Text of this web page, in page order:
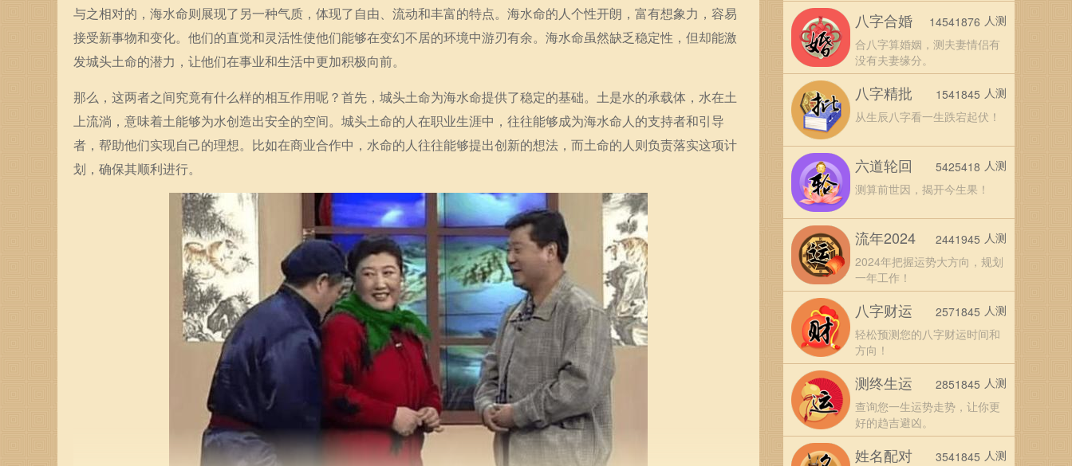
与之相对的，海水命则展现了另一种气质，体现了自由、流动和丰富的特点。海水命的人个性开朗，富有想象力，容易
接受新事物和变化。他们的直觉和灵活性使他们能够在变幻不居的环境中游刃有余。海水命虽然缺乏稳定性，但却能激
发城头土命的潜力，让他们在事业和生活中更加积极向前。
那么，这两者之间究竟有什么样的相互作用呢？首先，城头土命为海水命提供了稳定的基础。土是水的承载体，水在土
上流淌，意味着土能够为水创造出安全的空间。城头土命的人在职业生涯中，往往能够成为海水命人的支持者和引导
者，帮助他们实现自己的理想。比如在商业合作中，水命的人往往能够提出创新的想法，而土命的人则负责落实这项计
划，确保其顺利进行。
八字合婚
合八字算婚姻，测夫妻情侣有
没有夫妻缘分。
14541876 人测
八字精批
从生辰八字看一生跌宕起伏！
1541845 人测
六道轮回
测算前世因，揭开今生果！
5425418 人测
流年2024
2024年把握运势大方向，规划
一年工作！
2441945 人测
八字财运
轻松预测您的八字财运时间和
方向！
2571845 人测
测终生运
查询您一生运势走势，让你更
好的趋吉避凶。
2851845 人测
姓名配对 3541845 人测